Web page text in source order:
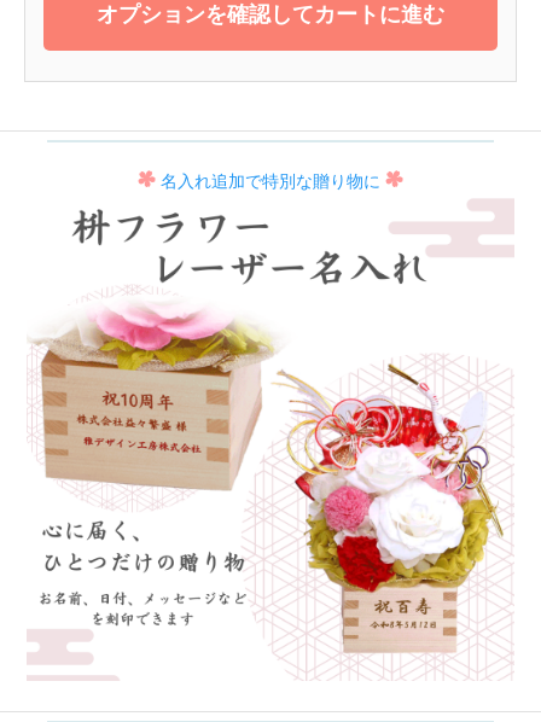
オプションを確認してカートに進む
名入れ追加で特別な贈り物に